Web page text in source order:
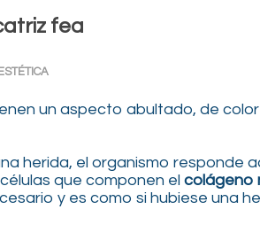
fea
ESTÉTICA
un aspecto abultado, de
herida, el organismo responde
que componen el colágeno
y es como si hubiese una